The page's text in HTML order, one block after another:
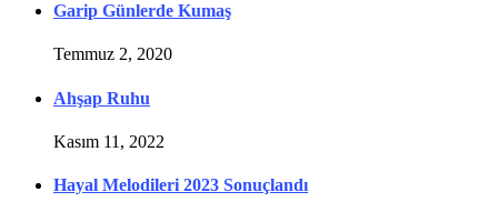
Garip Günlerde Kumaş
Temmuz 2, 2020
Ahşap Ruhu
Kasım 11, 2022
Hayal Melodileri 2023 Sonuçlandı